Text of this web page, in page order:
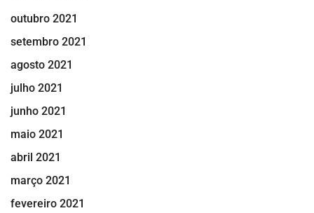
outubro 2021
setembro 2021
agosto 2021
julho 2021
junho 2021
maio 2021
abril 2021
março 2021
fevereiro 2021